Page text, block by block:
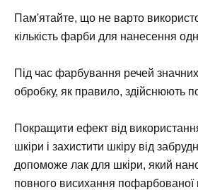
Пам'ятайте, що не варто
кількість фарби для нанесення
Під час фарбування речей
обробку, як правило, здійснюють
Покращити ефект від
шкіри і захистити шкіру від
допоможе лак для шкіри, який
повного висихання пофарбованої